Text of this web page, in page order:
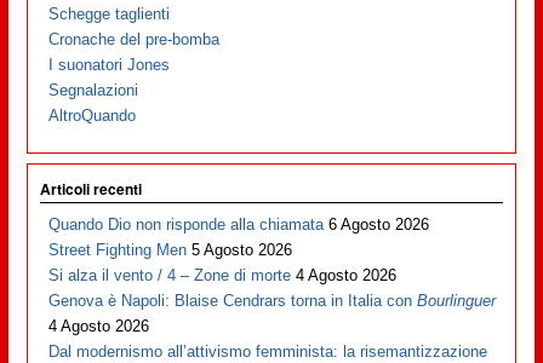
Schegge taglienti
Cronache del pre-bomba
I suonatori Jones
Segnalazioni
AltroQuando
Articoli recenti
Quando Dio non risponde alla chiamata 6 Agosto 2026
Street Fighting Men 5 Agosto 2026
Si alza il vento / 4 – Zone di morte 4 Agosto 2026
Genova è Napoli: Blaise Cendrars torna in Italia conBourlinguer
4 Agosto 2026
Dal modernismo all’attivismo femminista: la risemantizzazione